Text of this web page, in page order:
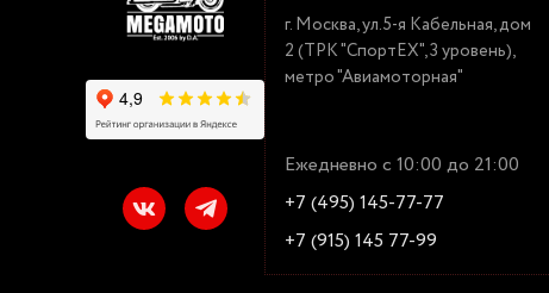
г. Москва, ул.5-я Кабельная, дом
2 (ТРК "СпортЕХ", 3 уровень),
метро "Авиамоторная"
Ежедневно с 10:00 до 21:00
+7 (495) 145-77-77
+7 (915) 145 77-99